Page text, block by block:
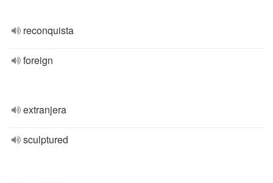
reconquista
foreign
extranjera
sculptured